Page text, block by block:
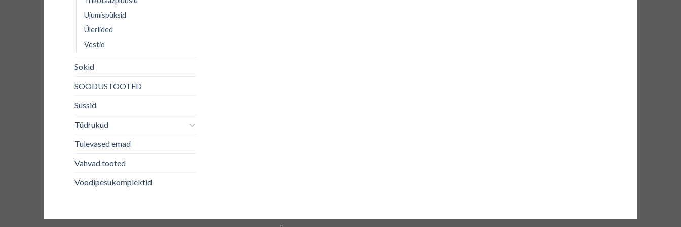
Ujumispüksid
Üleriided
Vestid
Sokid
SOODUSTOOTED
Sussid
Tüdrukud
Tulevased emad
Vahvad tooted
Voodipesukomplektid